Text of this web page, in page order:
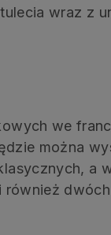
wraz z
we
można
a
również